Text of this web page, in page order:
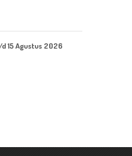
d 15 Agustus 2026